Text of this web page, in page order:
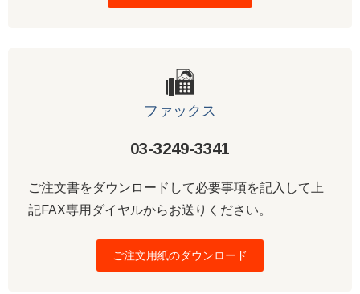
ファックス
03-3249-3341
ご注文書をダウンロードして必要事項を記入して上
記FAX専用ダイヤルからお送りください。
ご注文用紙のダウンロード